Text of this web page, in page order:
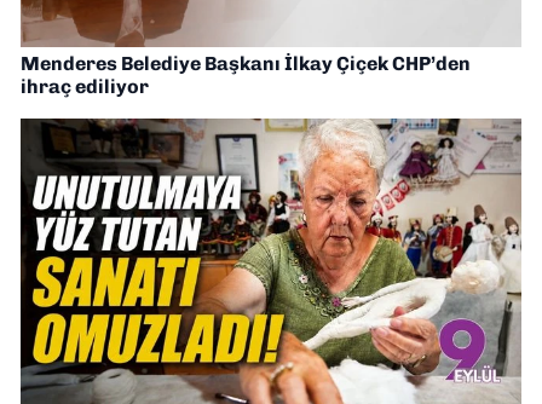
Menderes Belediye Başkanı İlkay Çiçek CHP’den
ihraç ediliyor